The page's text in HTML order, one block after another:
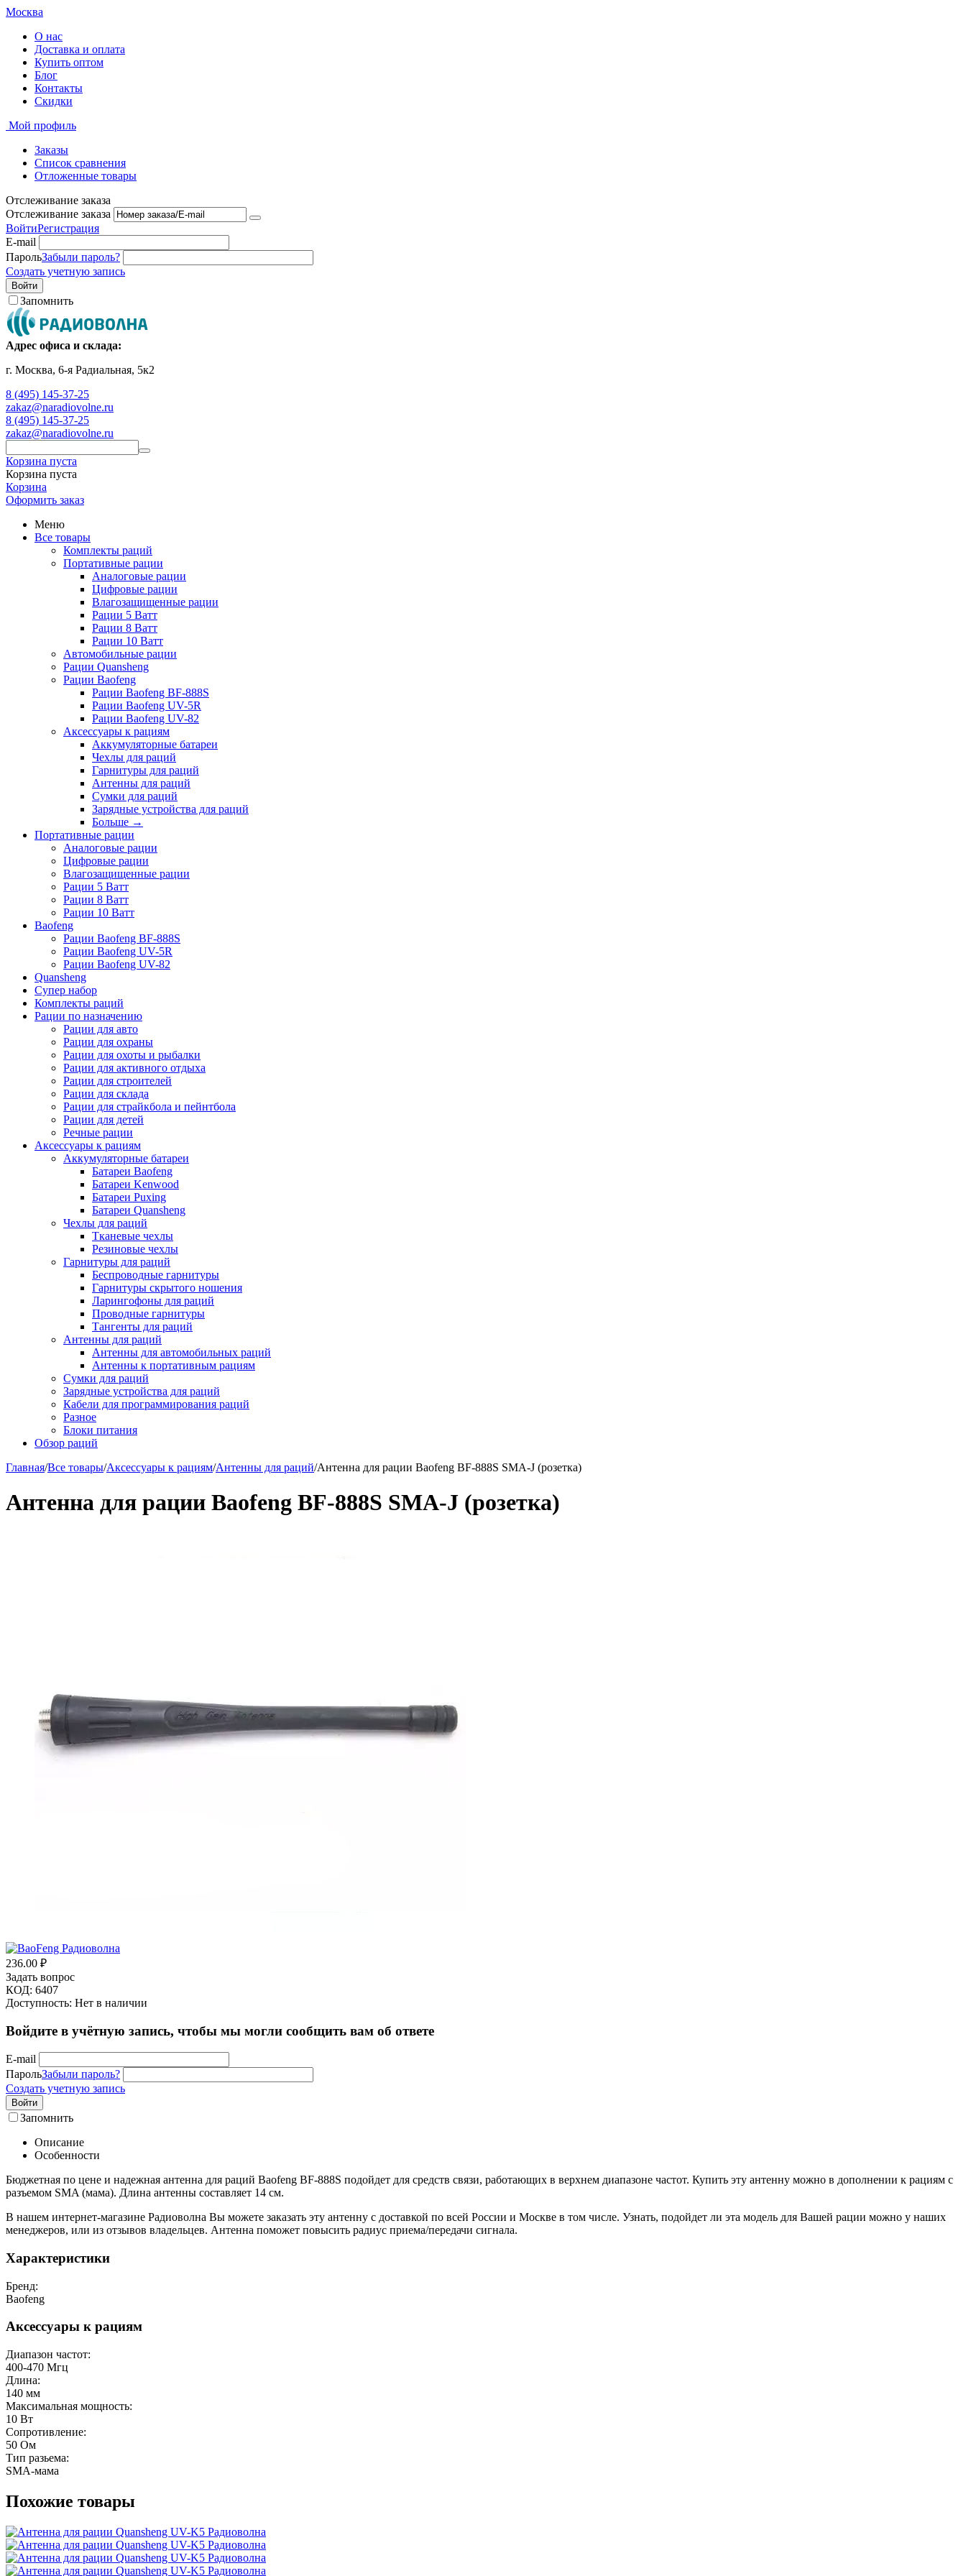
Москва
О нас
Доставка и оплата
Купить оптом
Блог
Контакты
Скидки
Мой профиль
Заказы
Список сравнения
Отложенные товары
Отслеживание заказа
Отслеживание заказа
ВойтиРегистрация
E-mail
ПарольЗабыли пароль?
Создать учетную запись
Войти
Запомнить
Адрес офиса и склада:
г. Москва, 6-я Радиальная, 5к2
8 (495) 145-37-25
zakaz@naradiovolne.ru
8 (495) 145-37-25
zakaz@naradiovolne.ru
Корзина пуста
Корзина пуста
Корзина
Оформить заказ
Меню
Все товары
Комплекты раций
Портативные рации
Аналоговые рации
Цифровые рации
Влагозащищенные рации
Рации 5 Ватт
Рации 8 Ватт
Рации 10 Ватт
Автомобильные рации
Рации Quansheng
Рации Baofeng
Рации Baofeng BF-888S
Рации Baofeng UV-5R
Рации Baofeng UV-82
Аксессуары к рациям
Аккумуляторные батареи
Чехлы для раций
Гарнитуры для раций
Антенны для раций
Сумки для раций
Зарядные устройства для раций
Больше →
Портативные рации
Аналоговые рации
Цифровые рации
Влагозащищенные рации
Рации 5 Ватт
Рации 8 Ватт
Рации 10 Ватт
Baofeng
Рации Baofeng BF-888S
Рации Baofeng UV-5R
Рации Baofeng UV-82
Quansheng
Супер набор
Комплекты раций
Рации по назначению
Рации для авто
Рации для охраны
Рации для охоты и рыбалки
Рации для активного отдыха
Рации для строителей
Рации для склада
Рации для страйкбола и пейнтбола
Рации для детей
Речные рации
Аксессуары к рациям
Аккумуляторные батареи
Батареи Baofeng
Батареи Kenwood
Батареи Puxing
Батареи Quansheng
Чехлы для раций
Тканевые чехлы
Резиновые чехлы
Гарнитуры для раций
Беспроводные гарнитуры
Гарнитуры скрытого ношения
Ларингофоны для раций
Проводные гарнитуры
Тангенты для раций
Антенны для раций
Антенны для автомобильных раций
Антенны к портативным рациям
Сумки для раций
Зарядные устройства для раций
Кабели для программирования раций
Разное
Блоки питания
Обзор раций
Главная/Все товары/Аксессуары к рациям/Антенны для раций/Антенна для рации Baofeng BF-888S SMA-J (розетка)
Антенна для рации Baofeng BF-888S SMA-J (розетка)
236.00 ₽
Задать вопрос
КОД: 6407
Доступность: Нет в наличии
Войдите в учётную запись, чтобы мы могли сообщить вам об ответе
E-mail
ПарольЗабыли пароль?
Создать учетную запись
Войти
Запомнить
Описание
Особенности
Бюджетная по цене и надежная антенна для раций Baofeng BF-888S подойдет для средств связи, работающих в верхнем диапазоне частот. Купить эту антенну можно в дополнении к рациям с
разъемом SMA (мама). Длина антенны составляет 14 см.
В нашем интернет-магазине Радиоволна Вы можете заказать эту антенну с доставкой по всей России и Москве в том числе. Узнать, подойдет ли эта модель для Вашей рации можно у наших
менеджеров, или из отзывов владельцев. Антенна поможет повысить радиус приема/передачи сигнала.
Характеристики
Бренд:
Baofeng
Аксессуары к рациям
Диапазон частот:
400-470 Мгц
Длина:
140 мм
Максимальная мощность:
10 Вт
Сопротивление:
50 Ом
Тип разьема:
SMA-мама
Похожие товары